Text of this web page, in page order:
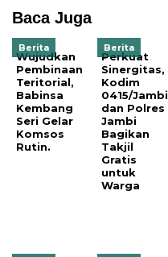
Baca Juga
Berita
Wujudkan
Pembinaan
Teritorial,
Babinsa
Kembang
Seri Gelar
Komsos
Rutin.
Berita
Perkuat
Sinergitas,
Kodim
0415/Jambi
dan Polres
Jambi
Bagikan
Takjil
Gratis
untuk
Warga